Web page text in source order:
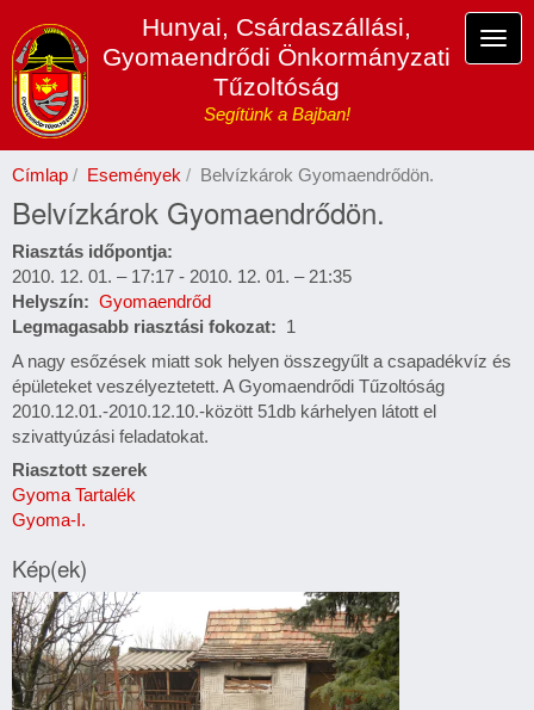
tartalomra
Hunyai, Csárdaszállási,
Gyomaendrődi Önkormányzati
Tűzoltóság
Segítünk a Bajban!
Címlap Események Belvízkárok Gyomaendrődön.
Belvízkárok Gyomaendrődön.
Riasztás időpontja
2010. 12. 01. – 17:17 - 2010. 12. 01. – 21:35
Helyszín
Gyomaendrőd
Legmagasabb riasztási fokozat
1
A nagy esőzések miatt sok helyen összegyűlt a csapadékvíz és
épületeket veszélyeztetett. A Gyomaendrődi Tűzoltóság
2010.12.01.-2010.12.10.-között 51db kárhelyen látott el
szivattyúzási feladatokat.
Riasztott szerek
Gyoma Tartalék
Gyoma-I.
Kép(ek)